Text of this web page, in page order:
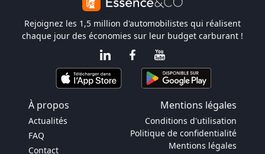
Rejoignez les 1,5 million d'automobilistes qui réalisent
chaque jour des économies sur leur budget carburant !
À propos Mentions légales
Actualités
FAQ
Contact
Conditions d'utilisation
Politique de confidentialité
Mentions légales